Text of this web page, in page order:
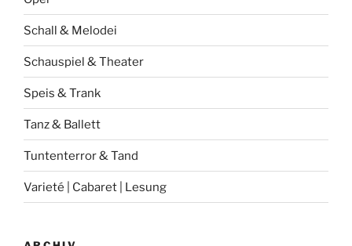
Schall & Melodei
Schauspiel & Theater
Speis & Trank
Tanz & Ballett
Tuntenterror & Tand
Varieté | Cabaret | Lesung